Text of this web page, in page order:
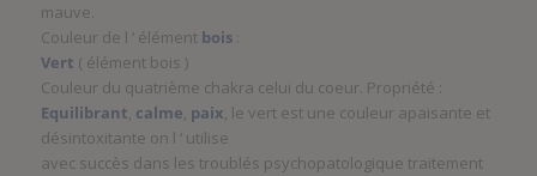
mauve.
Couleur de l ‘ élémentbois:
Vert ( élément bois )
Couleur du quatrième chakra celui du coeur. Propriété :
Equilibrant, calme, paix, le vert est une couleur apaisante et
désintoxitante on l ‘ utilise
avec succès dans les troublés psychopatologique traitement